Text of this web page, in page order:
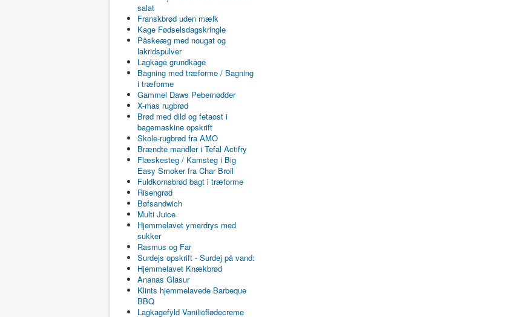
salat
Franskbrød uden mælk
Kage Fødselsdagskringle
Påskeæg med nougat og
lakridspulver
Lagkage grundkage
Bagning med træforme / Bagning
i træforme
Gammel Daws Pebernødder
X-mas rugbrød
Brød med dild og fetaost i
bagemaskine opskrift
Skole-rugbrød fra AMO
Brændte mandler i Tefal Actifry
Flæskesteg / Kamsteg i Big
Easy Smoker fra Char Broil
Fuldkornsbrød bagt i træforme
Risengrød
Bøfsandwich
Multi Juice
Hjemmelavet ymerdrys med
sukker
Rasmus og Far
Surdejs opskrift - Surdej på vand:
Hjemmelavet Knækbrød
Ananas Glasur
Klints hjemmelavede Barbeque
BBQ
Lagkagefyld Vanilieflødecreme